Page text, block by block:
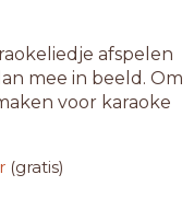
afspelen
mee in beeld. Om
voor karaoke
(gratis)